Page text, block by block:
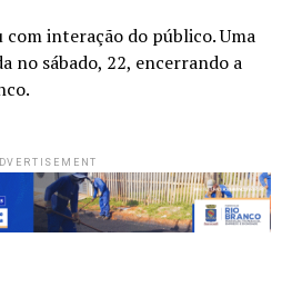
interação do público. Uma
no sábado, 22, encerrando a